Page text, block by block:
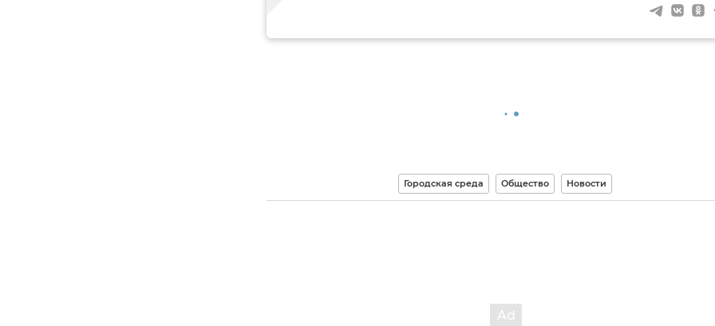
Городская среда Общество Новости